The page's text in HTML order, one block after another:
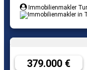
Immobilienmakler
379.000 €